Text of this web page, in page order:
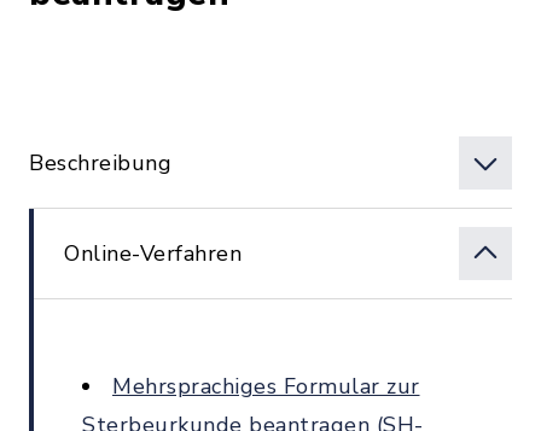
Beschreibung
Online-Verfahren
Mehrsprachiges Formular zur
Sterbeurkunde beantragen (SH-